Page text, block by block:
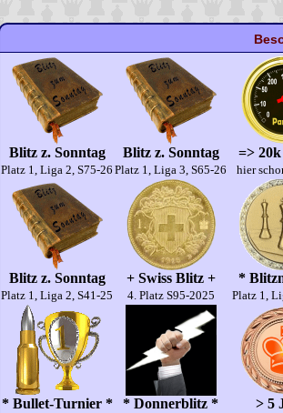
Blitz z. Sonntag
Platz 1, Liga 2, S75-26
Blitz z. Sonntag
Platz 1, Liga 3, S65-26
=>
hier
Blitz z. Sonntag
Platz 1, Liga 2, S41-25
+ Swiss Blitz +
4. Platz S95-2025
*
Platz 1,
* Bullet-Turnier * * Donnerblitz * > 5